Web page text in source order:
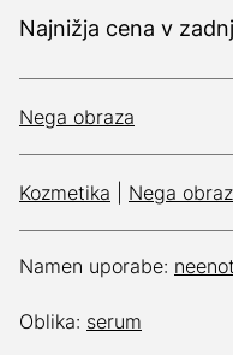
Najnižja cena v
Nega obraza
Kozmetika Nega
Namen uporabe:
Oblika: serum